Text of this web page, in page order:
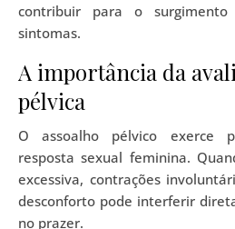
contribuir para o
sintomas.
A importância da
pélvica
O assoalho pélvico exerce
resposta sexual feminina.
excessiva, contrações
desconforto pode interferir
no prazer.